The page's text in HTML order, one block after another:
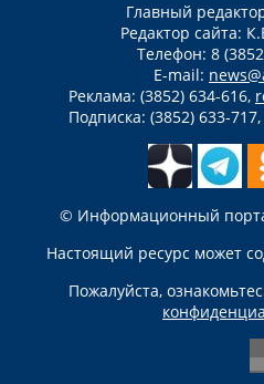
Главный
Редактор сайта:
Телефон: 8
E-mail:
Реклама: (3852) 634-616,
Подписка: (3852) 633-717,
© Информационный
Настоящий ресурс может
Пожалуйста,